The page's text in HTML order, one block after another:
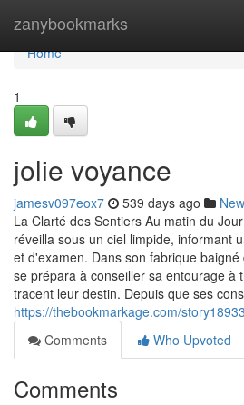
zanybookmarks
Home
Home
1
jolie voyance
jamesv097eox7 539 days ago
La Clarté des Sentiers Au matin du
réveilla sous un ciel limpide, informant
et d'examen. Dans son fabrique
se prépara à conseiller sa entourage à
tracent leur destin. Depuis que ses
https://thebookmarkage.com/
Comments
Who Upvoted
Comments